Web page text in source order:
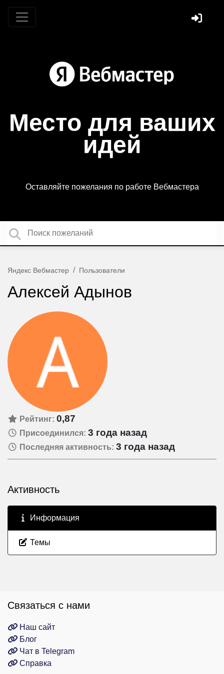
Место для ваших
идей
Оставляйте пожелания по работе Вебмастера
Яндекс Вебмастер Пользователи
Алексей Адынов
Рейтинг: 0,87
Присоединился: 3 года назад
Последняя активность: 3 года назад
Активность
Информация
Темы
Связаться с нами
Наш сайт
Блог
Чат в Telegram
Справка